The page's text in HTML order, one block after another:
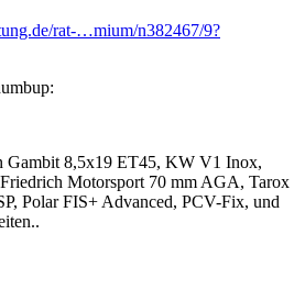
rat-…mium/n382467/9?
Gambit 8,5x19 ET45, KW V1 Inox,
Motorsport 70 mm AGA, Tarox
Polar FIS+ Advanced, PCV-Fix, und